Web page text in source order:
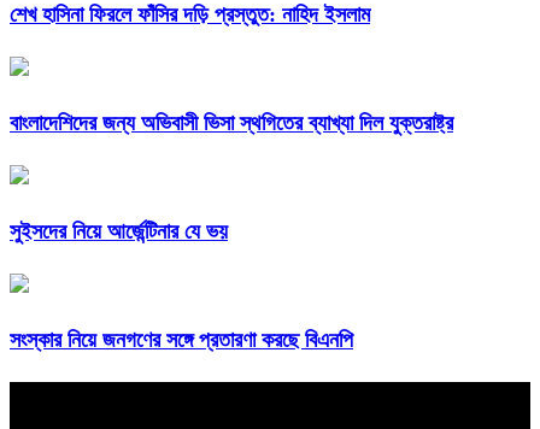
শেখ হাসিনা ফিরলে ফাঁসির দড়ি প্রস্তুত: নাহিদ ইসলাম
বাংলাদেশিদের জন্য অভিবাসী ভিসা স্থগিতের ব্যাখ্যা দিল যুক্তরাষ্ট্র
সুইসদের নিয়ে আর্জেন্টিনার যে ভয়
সংস্কার নিয়ে জনগণের সঙ্গে প্রতারণা করছে বিএনপি